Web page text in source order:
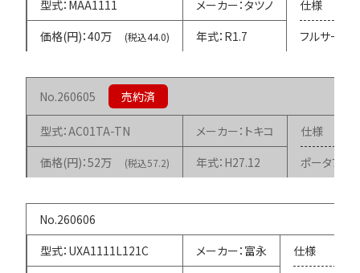
40万 (税込44.0)
タツノ
R1.7
MAA1111
フルサービ
260605
52万 (税込57.2)
トキコ
H27.12
AC01TA-TN
ポータブル
260606
富永
UXA1111L121C